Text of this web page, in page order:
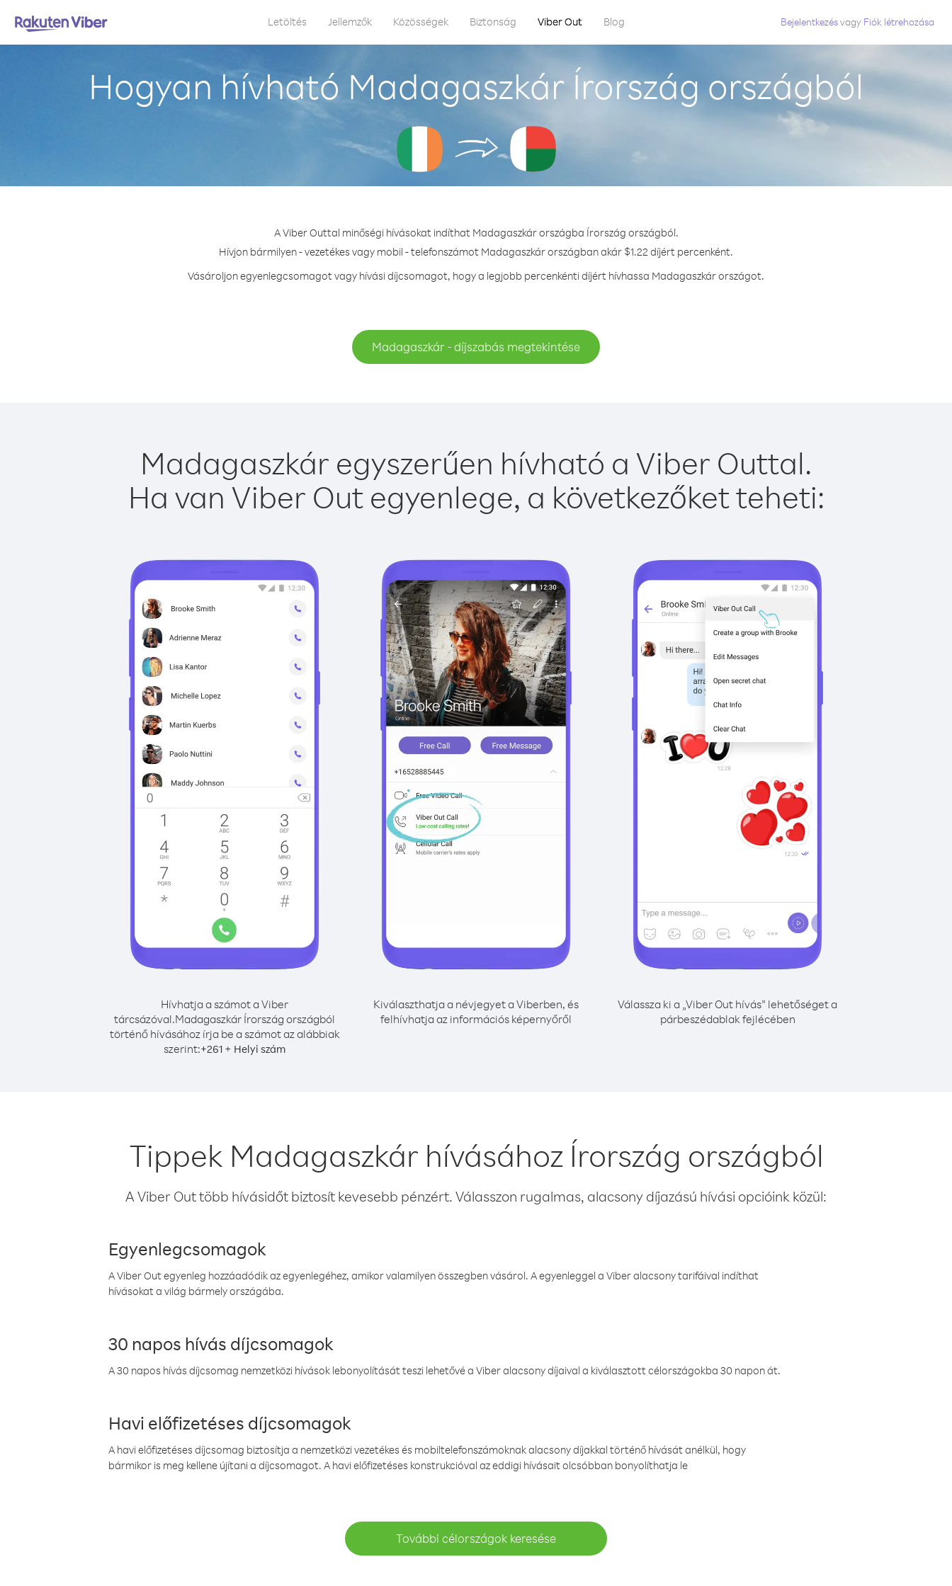
Letöltés Jellemzők Közösségek Biztonság Viber Out Blog Bejelentkezésvagy Fiók létrehozása
Hogyan hívható Madagaszkár Írország országból
A Viber Outtal minőségi hívásokat indíthat Madagaszkár országba Írország országból.
Hívjon bármilyen - vezetékes vagy mobil - telefonszámot Madagaszkár országban akár $1.22 díjért percenként.
Vásároljon egyenlegcsomagot vagy hívási díjcsomagot, hogy a legjobb percenkénti díjért hívhassa Madagaszkár országot.
Madagaszkár - díjszabás megtekintése
Madagaszkár egyszerűen hívható a Viber Outtal.
Ha van Viber Out egyenlege, a következőket teheti:
Hívhatja a számot a Viber
tárcsázóval.Madagaszkár Írország országból
történő hívásához írja be a számot az alábbiak
szerint:+261 + Helyi szám
Kiválaszthatja a névjegyet a Viberben, és
felhívhatja az információs képernyőről
Válassza ki a „Viber Out hívás” lehetőséget a
párbeszédablak fejlécében
Tippek Madagaszkár hívásához Írország országból
A Viber Out több hívásidőt biztosít kevesebb pénzért. Válasszon rugalmas, alacsony díjazású hívási opcióink közül:
Egyenlegcsomagok
A Viber Out egyenleg hozzáadódik az egyenlegéhez, amikor valamilyen összegben vásárol. A egyenleggel a Viber alacsony tarifáival indíthat
hívásokat a világ bármely országába.
30 napos hívás díjcsomagok
A 30 napos hívás díjcsomag nemzetközi hívások lebonyolítását teszi lehetővé a Viber alacsony díjaival a kiválasztott célországokba 30 napon át.
Havi előfizetéses díjcsomagok
A havi előfizetéses díjcsomag biztosítja a nemzetközi vezetékes és mobiltelefonszámoknak alacsony díjakkal történő hívását anélkül, hogy
bármikor is meg kellene újítani a díjcsomagot. A havi előfizetéses konstrukcióval az eddigi hívásait olcsóbban bonyolíthatja le
További célországok keresése